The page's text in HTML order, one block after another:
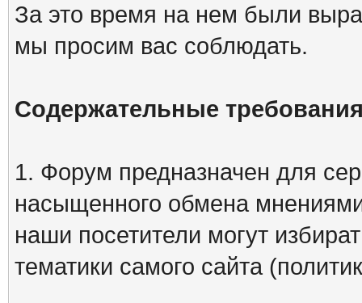
За это время на нем были
мы просим вас соблюдать.
Содержательные
1. Форум предназначен для
насыщенного обмена
наши посетители могут
тематики самого сайта